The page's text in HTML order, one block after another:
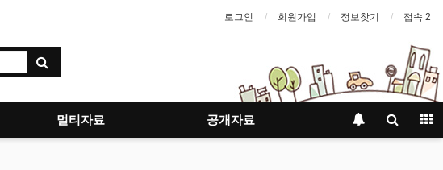
로그인 회원가입 정보찾기 접속 2
멀티자료 공개자료